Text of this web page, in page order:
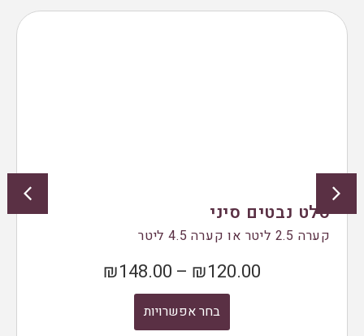
סלט נבטים סיני
קערה 2.5 ליטר או קערה 4.5 ליטר
₪120.00
–
₪148.00
בחר אפשרויות